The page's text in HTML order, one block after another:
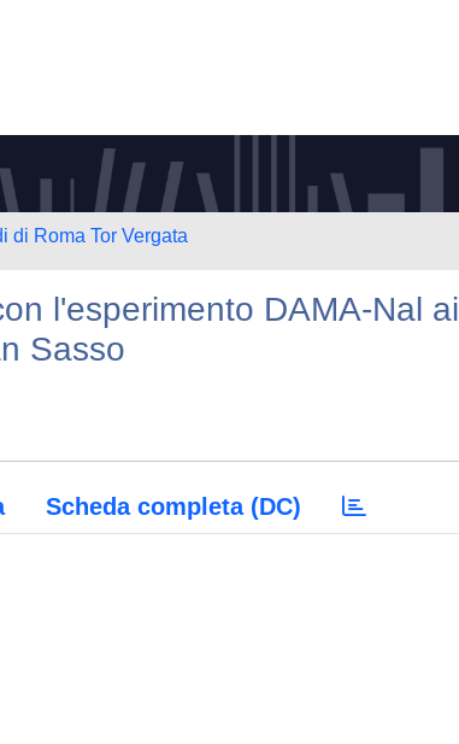
di Roma Tor Vergata
l'esperimento DAMA-Nal ai
Sasso
Scheda completa (DC)